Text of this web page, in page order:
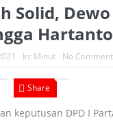
Solid, Dewo
Hartanto
In: Minut No
Share
keputusan DPD I